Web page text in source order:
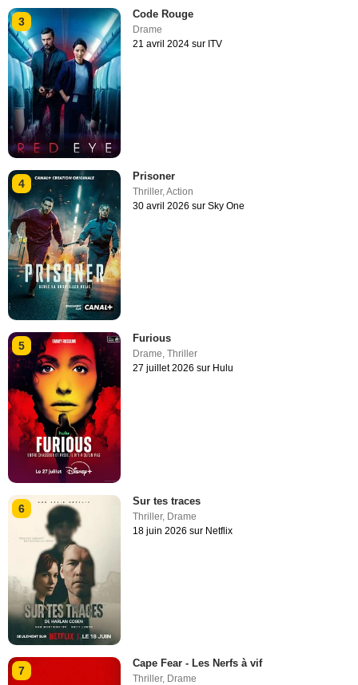
3
Code Rouge
Drame
21 avril 2024 sur ITV
4
Prisoner
Thriller,Action
30 avril 2026 sur Sky One
5
Furious
Drame,Thriller
27 juillet 2026 sur Hulu
6
Sur tes traces
Thriller, Drame
18 juin 2026 sur Netflix
7
Cape Fear - Les Nerfs à vif
Thriller, Drame